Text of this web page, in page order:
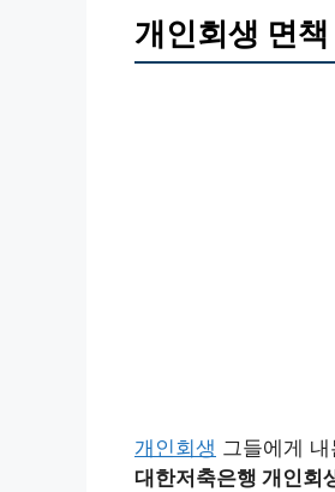
개인회생 면책
개인회생 그들에게
대한저축은행 개인회